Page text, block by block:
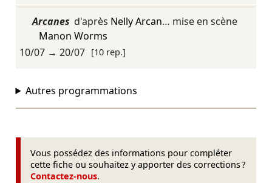
Arcanes d'après Nelly Arcan… mise en scène
Manon Worms
10/07→ 20/07 [10 rep.]
Autres programmations
Vous possédez des informations pour compléter
cette fiche ou souhaitez y apporter des corrections ?
Contactez-nous.